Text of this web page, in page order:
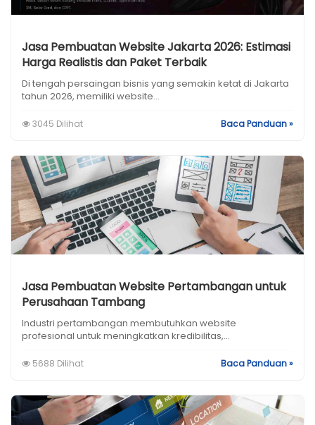
Jasa Pembuatan Website Jakarta 2026: Estimasi
Harga Realistis dan Paket Terbaik
Di tengah persaingan bisnis yang semakin ketat di Jakarta
tahun 2026, memiliki website...
3045 Dilihat Baca Panduan »
Jasa Pembuatan Website Pertambangan untuk
Perusahaan Tambang
Industri pertambangan membutuhkan website
profesional untuk meningkatkan kredibilitas,...
5688 Dilihat Baca Panduan »